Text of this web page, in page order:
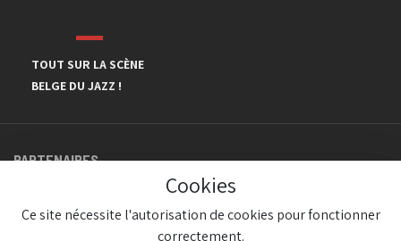
TOUT SUR LA SCÈNE
BELGE DU JAZZ !
PARTENAIRES
Cookies
Ce site nécessite l'autorisation de cookies pour fonctionner
correctement.